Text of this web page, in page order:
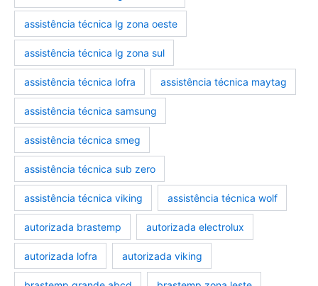
assistência técnica lg zona oeste
assistência técnica lg zona sul
assistência técnica lofra assistência técnica maytag
assistência técnica samsung
assistência técnica smeg
assistência técnica sub zero
assistência técnica viking assistência técnica wolf
autorizada brastemp autorizada electrolux
autorizada lofra autorizada viking